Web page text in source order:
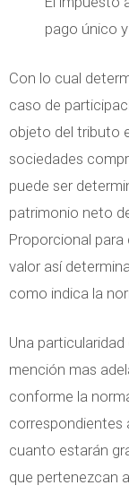
pago único
Con lo cual
caso de
objeto del tributo
sociedades
puede ser
patrimonio neto
Proporcional
valor así
como indica la
Una
mención mas
conforme la
correspondientes
cuanto estarán
que pertenezcan